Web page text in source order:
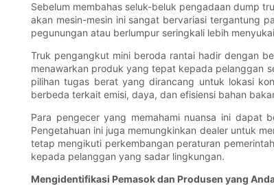
Sebelum membahas seluk-beluk pengadaan dump
akan mesin-mesin ini sangat bervariasi tergantung
pegunungan atau berlumpur seringkali lebih
Truk pengangkut mini beroda rantai hadir dengan
menawarkan produk yang tepat kepada pelanggan
pilihan tugas berat yang dirancang untuk lokasi
berbeda terkait emisi, daya, dan efisiensi bahan
Para pengecer yang memahami nuansa ini dapat
Pengetahuan ini juga memungkinkan dealer untuk
tetap mengikuti perkembangan peraturan
kepada pelanggan yang sadar lingkungan.
Mengidentifikasi Pemasok dan Produsen yang